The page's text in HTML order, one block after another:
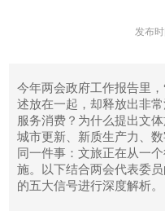
发布
今年两会政府工作报告里
述放在一起，却释放出非
服务消费？为什么提出文
城市更新、新质生产力、
同一件事：文旅正在从一
施。以下结合两会代表委
的五大信号进行深度解析。